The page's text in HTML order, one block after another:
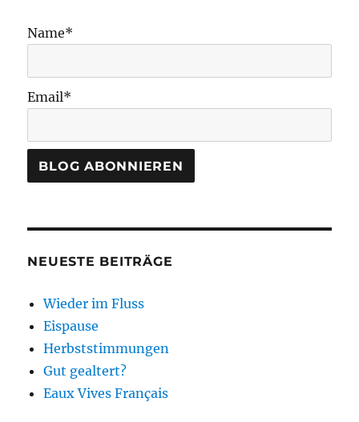
Name*
Email*
NEUESTE BEITRÄGE
Wieder im Fluss
Eispause
Herbststimmungen
Gut gealtert?
Eaux Vives Français